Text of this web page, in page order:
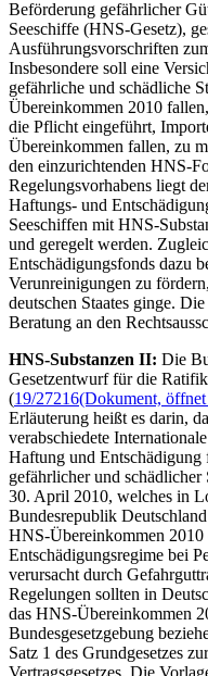
Beförderung gefährlicher
Seeschiffe (HNS-Gesetz),
Ausführungsvorschriften
Insbesondere soll eine
gefährliche und schädliche
Übereinkommen 2010
die Pflicht eingeführt,
Übereinkommen fallen, zu
den einzurichtenden HNS-
Regelungsvorhabens liegt
Haftungs- und
Seeschiffen mit HNS-
und geregelt werden.
Entschädigungsfonds dazu
Verunreinigungen zu
deutschen Staates ginge.
Beratung an den
HNS-Substanzen II: Die
Gesetzentwurf für die
(19/27216(Dokument, öffnet
Erläuterung heißt es darin,
verabschiedete
Haftung und Entschädigung
gefährlicher und
30. April 2010, welches in
Bundesrepublik
HNS-Übereinkommen 2010
Entschädigungsregime bei
verursacht durch
Regelungen sollten in
das HNS-Übereinkommen
Bundesgesetzgebung
Satz 1 des Grundgesetzes
Vertragsgesetzes. Die